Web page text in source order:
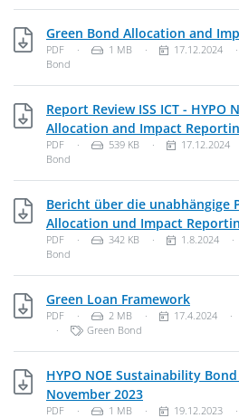
Green Bond Allocation and
Dateityp: PDF-Dokument
PDF · Dateigröße:
1 MB · 17.12.2024 ·
Bond
Report Review ISS ICT - HYPO
Allocation and Impact
Dateityp: PDF-Dokument
PDF · Dateigröße:
539 KB · 17.12.2024
Bond
Bericht über die unabhängige
Allocation und Impact
Dateityp: PDF-Dokument
PDF · Dateigröße:
342 KB · 1.8.2024 ·
Bond
Green Loan FrameworkPDF, 2
Dateityp: PDF-Dokument
PDF · Dateigröße:
2 MB · 17.4.2024 ·
·
Kategorien:
Green Bond
HYPO NOE Sustainability
November 2023PDF, 1 MB
Dateityp: PDF-Dokument
PDF · Dateigröße:
1 MB · 19.12.2023 ·